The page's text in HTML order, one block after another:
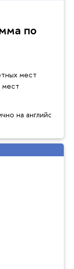
по
мест
мест
на английском